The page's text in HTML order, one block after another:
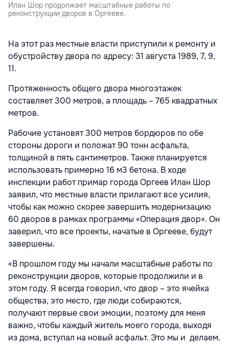
Илан Шор продолжает масштабные работы по
реконструкции дворов в Оргееве.
На этот раз местные власти приступили к ремонту и
обустройству двора по адресу: 31 августа 1989, 7, 9,
11.
Протяженность общего двора многоэтажек
составляет 300 метров, а площадь – 765 квадратных
метров.
Рабочие установят 300 метров бордюров по обе
стороны дороги и положат 90 тонн асфальта,
толщиной в пять сантиметров. Также планируется
использовать примерно 16 м3 бетона. В ходе
инспекции работ примар города Оргеев Илан Шор
заявил, что местные власти прилагают все усилия,
чтобы как можно скорее завершить модернизацию
60 дворов в рамках программы «Операция двор». Он
заверил, что все проекты, начатые в Оргееве, будут
завершены.
«В прошлом году мы начали масштабные работы по
реконструкции дворов, которые продолжили и в
этом году. Я всегда говорил, что двор – это ячейка
общества, это место, где люди собираются,
получают первые свои эмоции, поэтому для меня
важно, чтобы каждый житель моего города, выходя
из дома, вступал на новый асфальт. Это мы и делаем.